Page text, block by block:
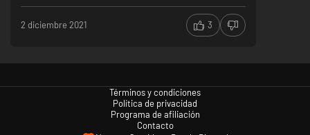
2 diciembre 2021 3
Términos y condiciones
Política de privacidad
Programa de afiliación
Contacto